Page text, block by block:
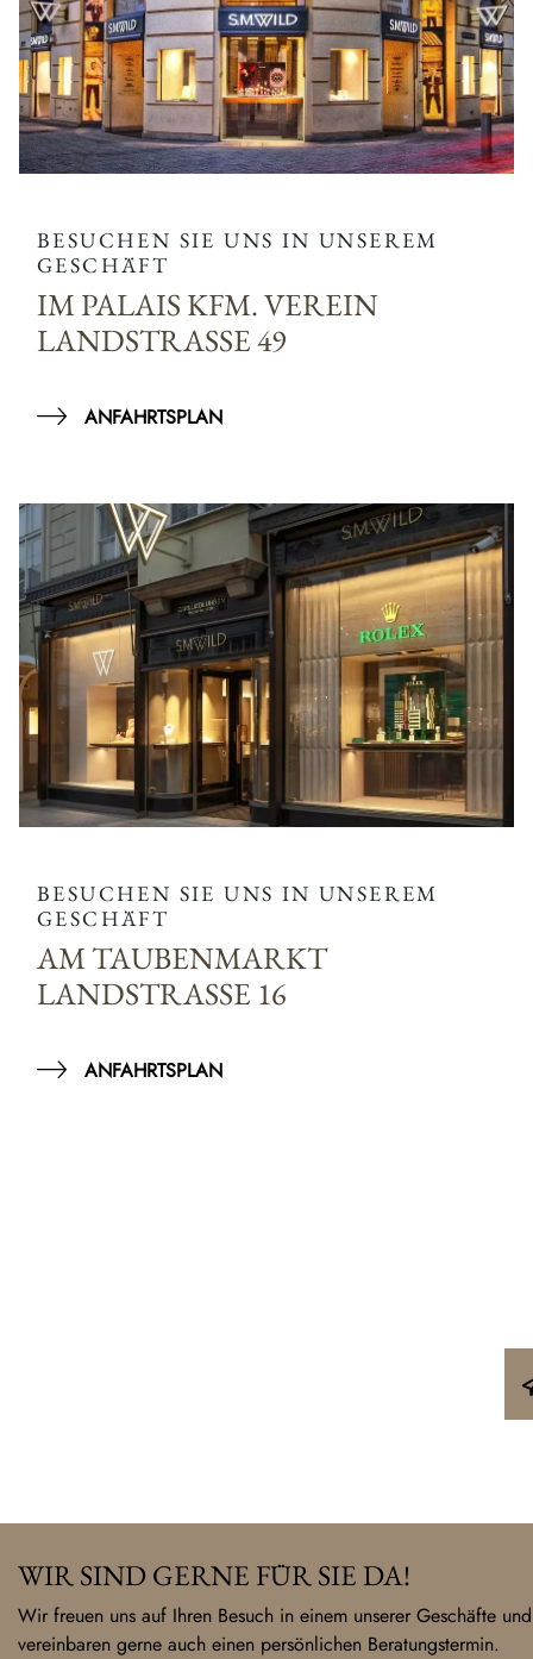
BESUCHEN SIE UNS IN UNSEREM
GESCHÄFT
IM PALAIS KFM. VEREIN
LANDSTRASSE 49
ANFAHRTSPLAN
BESUCHEN SIE UNS IN UNSEREM
GESCHÄFT
AM TAUBENMARKT
LANDSTRASSE 16
ANFAHRTSPLAN
WIR SIND GERNE FÜR SIE DA!
Wir freuen uns auf Ihren Besuch in einem unserer Geschäfte und
vereinbaren gerne auch einen persönlichen Beratungstermin.